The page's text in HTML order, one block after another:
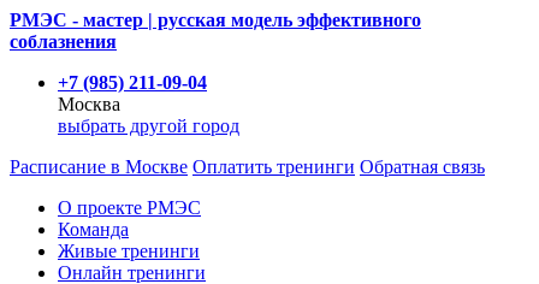
РМЭС - мастер | русская модель эффективного
соблазнения
+7 (985) 211-09-04
Москва
выбрать другой город
Расписание в Москве Оплатить тренинги Обратная связь
О проекте РМЭС
Команда
Живые тренинги
Онлайн тренинги